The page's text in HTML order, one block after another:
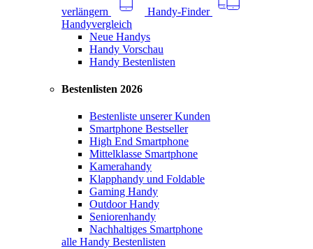
verlängern
Handy-Finder
Handyvergleich
Neue Handys
Handy Vorschau
Handy Bestenlisten
Bestenlisten 2026
Bestenliste unserer Kunden
Smartphone Bestseller
High End Smartphone
Mittelklasse Smartphone
Kamerahandy
Klapphandy und Foldable
Gaming Handy
Outdoor Handy
Seniorenhandy
Nachhaltiges Smartphone
alle Handy Bestenlisten